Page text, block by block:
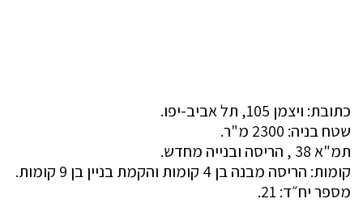
כתובת: ויצמן 105, תל אביב-יפו.
שטח בניה: 2300 מ"ר.
תמ"א 38 , הריסה ובנייה מחדש.
קומות: הריסה מבנה בן 4 קומות והקמת בניין בן 9 קומות.
מספר יח״ד: 21.